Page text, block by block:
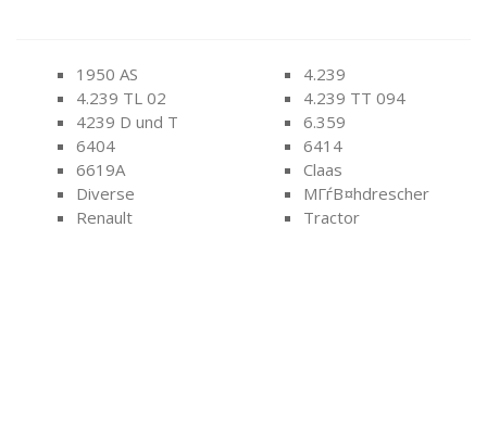
1950 AS
4.239
4.239 TL 02
4.239 TT 094
4239 D und T
6.359
6404
6414
6619A
Claas
Diverse
MГѓВ¤hdrescher
Renault
Tractor